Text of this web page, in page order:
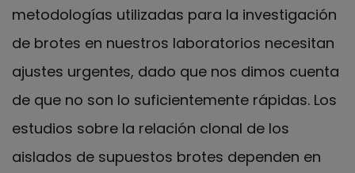
metodologías utilizadas para la investigación
de brotes en nuestros laboratorios necesitan
ajustes urgentes, dado que nos dimos cuenta
de que no son lo suficientemente rápidas. Los
estudios sobre la relación clonal de los
aislados de supuestos brotes dependen en